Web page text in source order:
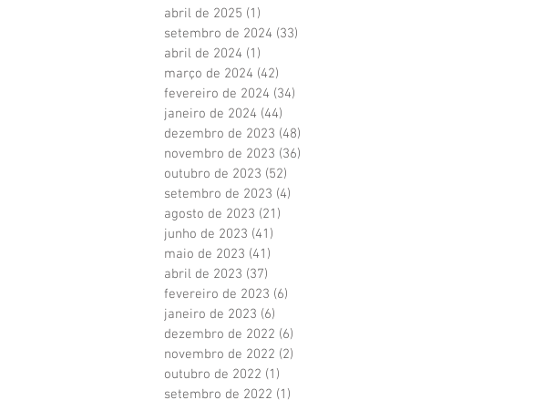
abril de 2025 (1)
setembro de 2024 (33)
abril de 2024 (1)
março de 2024 (42)
fevereiro de 2024 (34)
janeiro de 2024 (44)
dezembro de 2023 (48)
novembro de 2023 (36)
outubro de 2023 (52)
setembro de 2023 (4)
agosto de 2023 (21)
junho de 2023 (41)
maio de 2023 (41)
abril de 2023 (37)
fevereiro de 2023 (6)
janeiro de 2023 (6)
dezembro de 2022 (6)
novembro de 2022 (2)
outubro de 2022 (1)
setembro de 2022 (1)